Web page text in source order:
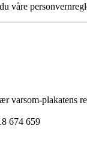
våre
varsom-plakatens
674 659